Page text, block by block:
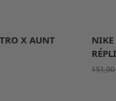
X AUNT
NIKE
151,90